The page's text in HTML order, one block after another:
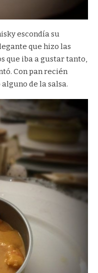
escondía su
que hizo las
que iba a gustar tanto,
Con pan recién
de la salsa.